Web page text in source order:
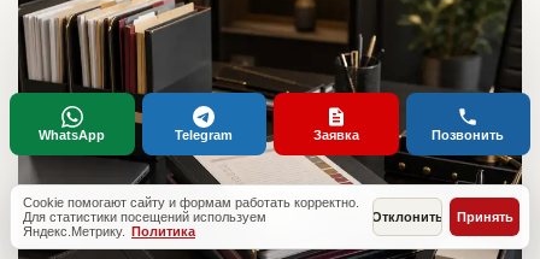
Cookie помогают сайту и формам работать корректно.
Для статистики посещений используем
Яндекс.Метрику. Политика
Отклонить Принять
WhatsApp Telegram Заявка Позвонить